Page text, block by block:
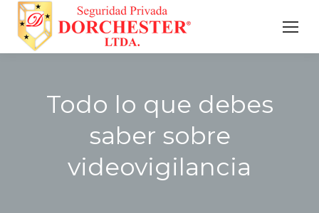
Todo lo que debes
saber sobre
videovigilancia